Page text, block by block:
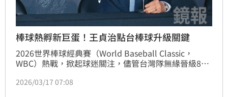
棒球熱孵新巨蛋！王貞治點台棒球升級關鍵
2026世界棒球經典賽（World Baseball Classic，
WBC）熱戰，掀起球迷關注，儘管台灣隊無緣晉級8
界全壘打王「OH桑」王貞治讚賞。本刊掌握，對於台
2026/03/17 07:08